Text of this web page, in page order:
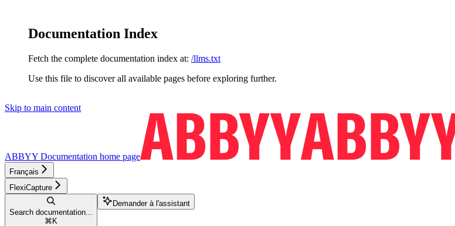
Documentation Index
Fetch the complete documentation index at: /llms.txt
Use this file to discover all available pages before exploring further.
Skip to main content
ABBYY Documentation home page
Français
FlexiCapture
Search documentation...
⌘ K
Demander à l'assistant